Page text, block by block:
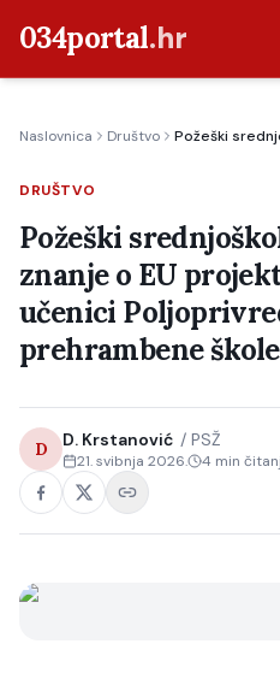
034portal.hr
Crna kronika
Poljoprivreda
Politika
Gospodarstvo
Život
Kultura
Sport
Naslovnica Društvo Požeški
DRUŠTVO
Požeški
znanje o EU
učenici
prehrambene škole
D D. Krstanović / PSŽ
21. svibnja 2026. 4 min